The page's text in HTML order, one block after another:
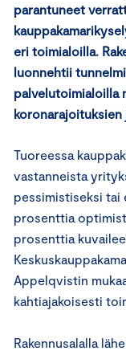
parantuneet
eri toimialoilla.
luonnehtii
palvelutoimialoilla
koronarajoituksien
Tuoreessa
vastanneista
pessimistiseksi tai
prosenttia
prosenttia
Appelqvistin
kahtiajakoisesti
Rakennusalalla